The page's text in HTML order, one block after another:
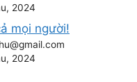
2024
mọi người!
2024